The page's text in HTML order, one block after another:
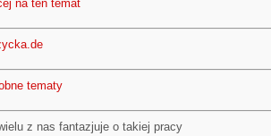
na ten temat
tematy
z nas fantazjuje o takiej pracy